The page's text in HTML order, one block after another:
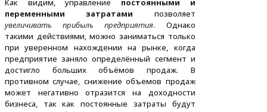
Как видим, управление постоянными и
переменными затратами позволяет
увеличивать прибыль предприятия. Однако
такими действиями, можно заниматься только
при уверенном нахождении на рынке, когда
предприятие заняло определённый сегмент и
достигло больших объёмов продаж. В
противном случае, снижение объемов продаж
может негативно отразится на доходности
бизнеса, так как постоянные затраты будут